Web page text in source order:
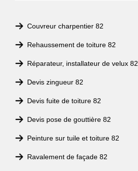
Couvreur charpentier 82
Rehaussement de toiture 82
Réparateur, installateur de velux 82
Devis zingueur 82
Devis fuite de toiture 82
Devis pose de gouttière 82
Peinture sur tuile et toiture 82
Ravalement de façade 82